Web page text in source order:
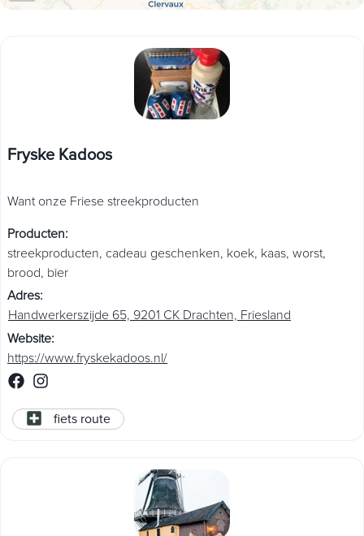
Fryske Kadoos
Want onze Friese streekproducten
Producten:
streekproducten, cadeau geschenken, koek, kaas, worst,
brood, bier
Adres:
Handwerkerszijde 65, 9201 CK Drachten, Friesland
Website:
https://www.fryskekadoos.nl/
fiets route